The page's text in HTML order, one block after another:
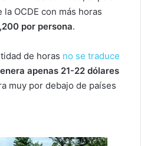
OCDE con más horas
por persona.
de horas no se traduce
apenas 21-22 dólares
muy por debajo de países